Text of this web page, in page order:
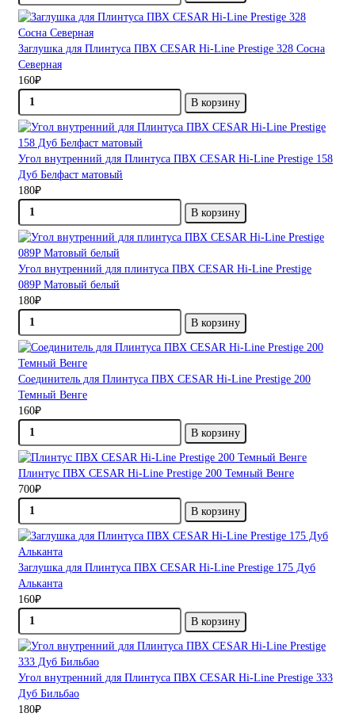
Заглушка для Плинтуса ПВХ CESAR Hi-Line Prestige 328 Сосна
Северная
160₽
В корзину
Угол внутренний для Плинтуса ПВХ CESAR Hi-Line Prestige 158
Дуб Белфаст матовый
180₽
В корзину
Угол внутренний для плинтуса ПВХ CESAR Hi-Line Prestige
089P Матовый белый
180₽
В корзину
Соединитель для Плинтуса ПВХ CESAR Hi-Line Prestige 200
Темный Венге
160₽
В корзину
Плинтус ПВХ CESAR Hi-Line Prestige 200 Темный Венге
700₽
В корзину
Заглушка для Плинтуса ПВХ CESAR Hi-Line Prestige 175 Дуб
Альканта
160₽
В корзину
Угол внутренний для Плинтуса ПВХ CESAR Hi-Line Prestige 333
Дуб Бильбао
180₽